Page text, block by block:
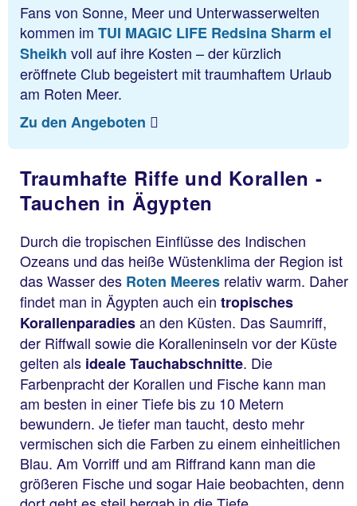
Fans von Sonne, Meer und Unterwasserwelten
kommen im TUI MAGIC LIFE Redsina Sharm el
Sheikh voll auf ihre Kosten – der kürzlich
eröffnete Club begeistert mit traumhaftem Urlaub
am Roten Meer.
Zu den Angeboten
Traumhafte Riffe und Korallen -
Tauchen in Ägypten
Durch die tropischen Einflüsse des Indischen
Ozeans und das heiße Wüstenklima der Region ist
das Wasser des Roten Meeres relativ warm. Daher
findet man in Ägypten auch ein tropisches
Korallenparadiesan den Küsten. Das Saumriff,
der Riffwall sowie die Koralleninseln vor der Küste
gelten als ideale Tauchabschnitte. Die
Farbenpracht der Korallen und Fische kann man
am besten in einer Tiefe bis zu 10 Metern
bewundern. Je tiefer man taucht, desto mehr
vermischen sich die Farben zu einem einheitlichen
Blau. Am Vorriff und am Riffrand kann man die
größeren Fische und sogar Haie beobachten, denn